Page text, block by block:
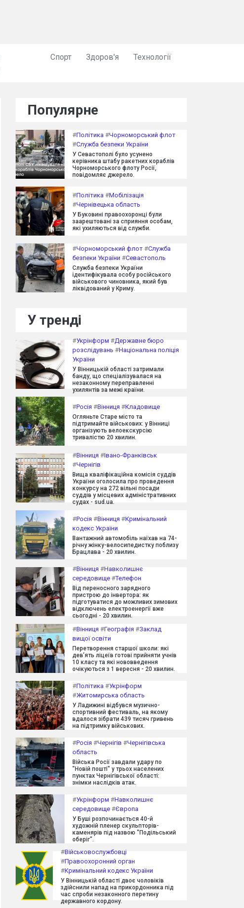
Спорт Здоров'я Технології
Популярне
#Політика #Чорноморський флот
#Служба безпеки України
У Севастополі було усунено
керівника штабу ракетних кораблів
Чорноморського флоту Росії,
повідомляє джерело.
#Політика #Мобілізація
#Чернівецька область
У Буковині правоохоронці були
заарештовані за сприяння особам,
які ухиляються від служби.
#Чорноморський флот #Служба
безпеки України #Севастополь
Служба безпеки України
ідентифікувала особу російського
військового чиновника, який був
ліквідований у Криму.
У тренді
#Укрінформ #Державне бюро
розслідувань #Національна поліція
України
У Вінницькій області затримали
банду, що спеціалізувалася на
незаконному переправленні
ухилянтів за межі країни.
#Росія #Вінниця #Кладовище
Огляньте Старе місто та
підтримайте військових: у Вінниці
організують велоекскурсію
тривалістю 20 хвилин.
#Вінниця #Івано-Франківськ
#Чернігів
Вища кваліфікаційна комісія суддів
України оголосила про проведення
конкурсу на 272 вільні посади
суддів у місцевих адміністративних
судах - sud.ua.
#Росія #Вінниця #Кримінальний
кодекс України
Вантажний автомобіль наїхав на 74-
річну жінку-велосипедистку поблизу
Брацлава - 20 хвилин.
#Вінниця #Навколишнє
середовище #Телефон
Від переносного зарядного
пристрою до інвертора: як
підготуватися до можливих зимових
відключень електроенергії вже
сьогодні - 20 хвилин.
#Вінниця #Географія #Заклад
вищої освіти
Перетворення старшої школи: які
дев’ять ліцеїв готові прийняти учнів
10 класу та які нововведення
очікуються з 1 вересня - 20 хвилин.
#Політика #Укрінформ
#Житомирська область
У Ладижині відбувся музично-
спортивний фестиваль, на якому
вдалося зібрати 439 тисяч гривень
на підтримку військових.
#Росія #Чернігів #Чернігівська
область
Війська Росії завдали удару по
"Новій пошті" у трьох населених
пунктах Чернігівської області:
знімки наслідків атак.
#Укрінформ #Навколишнє
середовище #Європа
У Буші розпочинається 40-й
художній пленер скульпторів-
каменярів під назвою "Подільський
оберіг".
#Військовослужбовці
#Правоохоронний орган
#Кримінальний кодекс України
У Вінницькій області двоє чоловіків
здійснили напад на прикордонника під
час спроби незаконного перетину
державного кордону.